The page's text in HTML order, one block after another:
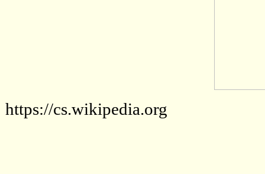
https://cs.wikipedia.org